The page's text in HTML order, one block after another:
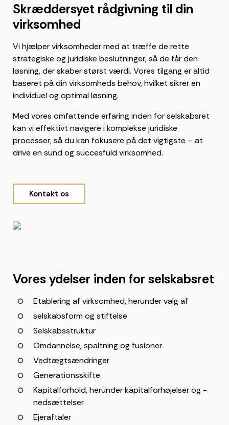
Skræddersyet rådgivning til din
virksomhed
Vi hjælper virksomheder med at træffe de rette
strategiske og juridiske beslutninger, så de får den
løsning, der skaber størst værdi. Vores tilgang er altid
baseret på din virksomheds behov, hvilket sikrer en
individuel og optimal løsning.
Med vores omfattende erfaring inden for selskabsret
kan vi effektivt navigere i komplekse juridiske
processer, så du kan fokusere på det vigtigste – at
drive en sund og succesfuld virksomhed.
Kontakt os
Vores ydelser inden for selskabsret
Etablering af virksomhed, herunder valg af
selskabsform og stiftelse
Selskabsstruktur
Omdannelse, spaltning og fusioner
Vedtægtsændringer
Generationsskifte
Kapitalforhold, herunder kapitalforhøjelser og -
nedsættelser
Ejeraftaler